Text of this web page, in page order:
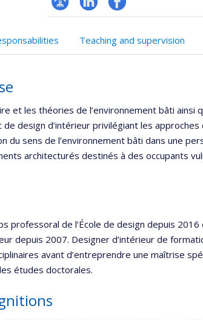
Page
(faculté,département,école)
LinkedInProfil
Teaching and supervision
et les théories de l’environnement bâti ainsi
design d’intérieur privilégiant les approches
du sens de l’environnement bâti dans une
architecturés destinés à des occupants
professoral de l’École de design depuis
depuis 2007. Designer d’intérieur de
avant d’entreprendre une maîtrise
études doctorales.